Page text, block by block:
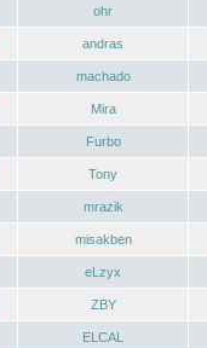
ohr
andras
machado
Mira
Furbo
Tony
mrazik
misakben
eLzyx
ZBY
ELCAL